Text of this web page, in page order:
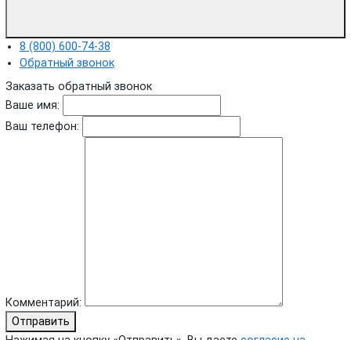
8 (800) 600-74-38
Обратный звонок
Заказать обратный звонок
Ваше имя:
Ваш телефон:
Комментарий:
Отправить